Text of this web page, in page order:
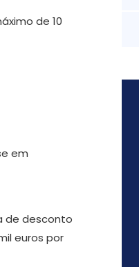
de 10
em
de desconto
euros por